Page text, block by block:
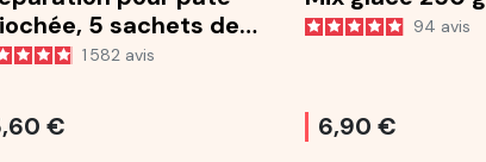
5 sachets de
g
1 582 avis
€
94 avis
6,90 €